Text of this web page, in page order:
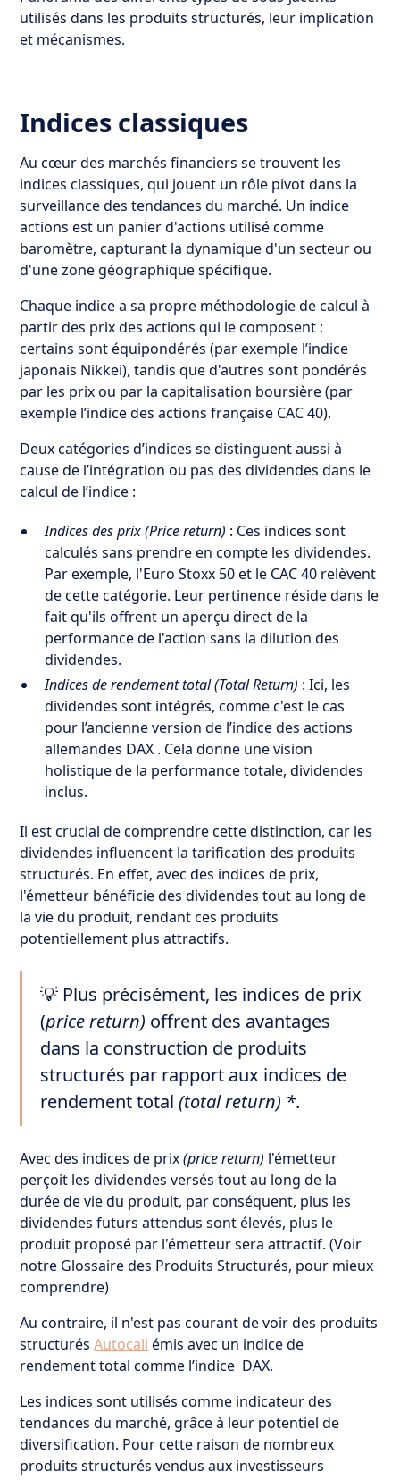
utilisés dans les produits structurés, leur implication
et mécanismes.
Indices classiques
Au cœur des marchés financiers se trouvent les
indices classiques, qui jouent un rôle pivot dans la
surveillance des tendances du marché. Un indice
actions est un panier d'actions utilisé comme
baromètre, capturant la dynamique d'un secteur ou
d'une zone géographique spécifique.
Chaque indice a sa propre méthodologie de calcul à
partir des prix des actions qui le composent :
certains sont équipondérés (par exemple l’indice
japonais Nikkei), tandis que d'autres sont pondérés
par les prix ou par la capitalisation boursière (par
exemple l’indice des actions française CAC 40).
Deux catégories d’indices se distinguent aussi à
cause de l’intégration ou pas des dividendes dans le
calcul de l’indice :
Indices des prix (Price return) : Ces indices sont
calculés sans prendre en compte les dividendes.
Par exemple, l'Euro Stoxx 50 et le CAC 40 relèvent
de cette catégorie. Leur pertinence réside dans le
fait qu'ils offrent un aperçu direct de la
performance de l'action sans la dilution des
dividendes.
Indices de rendement total (Total Return) : Ici, les
dividendes sont intégrés, comme c'est le cas
pour l’ancienne version de l’indice des actions
allemandes DAX . Cela donne une vision
holistique de la performance totale, dividendes
inclus.
Il est crucial de comprendre cette distinction, car les
dividendes influencent la tarification des produits
structurés. En effet, avec des indices de prix,
l'émetteur bénéficie des dividendes tout au long de
la vie du produit, rendant ces produits
potentiellement plus attractifs.
💡 Plus précisément, les indices de prix
(price return) offrent des avantages
dans la construction de produits
structurés par rapport aux indices de
rendement total(total return) *.
Avec des indices de prix(price return) l'émetteur
perçoit les dividendes versés tout au long de la
durée de vie du produit, par conséquent, plus les
dividendes futurs attendus sont élevés, plus le
produit proposé par l'émetteur sera attractif. (Voir
notre Glossaire des Produits Structurés, pour mieux
comprendre)
Au contraire, il n'est pas courant de voir des produits
structurésAutocall émis avec un indice de
rendement total comme l’indice DAX.
Les indices sont utilisés comme indicateur des
tendances du marché, grâce à leur potentiel de
diversification. Pour cette raison de nombreux
produits structurés vendus aux investisseurs